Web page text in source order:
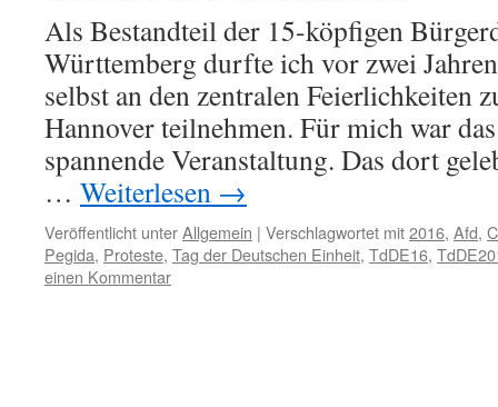
Als Bestandteil der 15-köpfigen
Württemberg durfte ich vor zwei
selbst an den zentralen Feierlichkeiten
Hannover teilnehmen. Für mich war
spannende Veranstaltung. Das dort
… Weiterlesen →
Veröffentlicht unterAllgemein | Verschlagwortet mit2016, Afd,
Pegida, Proteste, Tag der Deutschen Einheit, TdDE16,
einen Kommentar